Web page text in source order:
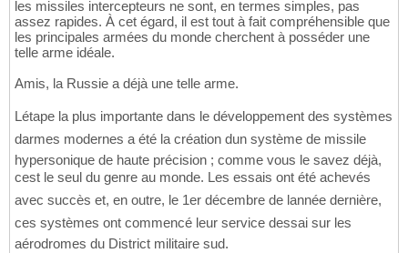
les missiles intercepteurs ne sont, en termes simples, pas
assez rapides. À cet égard, il est tout à fait compréhensible que
les principales armées du monde cherchent à posséder une
telle arme idéale.
Amis, la Russie a déjà une telle arme.
Létape la plus importante dans le développement des systèmes
darmes modernes a été la création dun système de missile
hypersonique de haute précision ; comme vous le savez déjà,
cest le seul du genre au monde. Les essais ont été achevés
avec succès et, en outre, le 1er décembre de lannée dernière,
ces systèmes ont commencé leur service dessai sur les
aérodromes du District militaire sud.